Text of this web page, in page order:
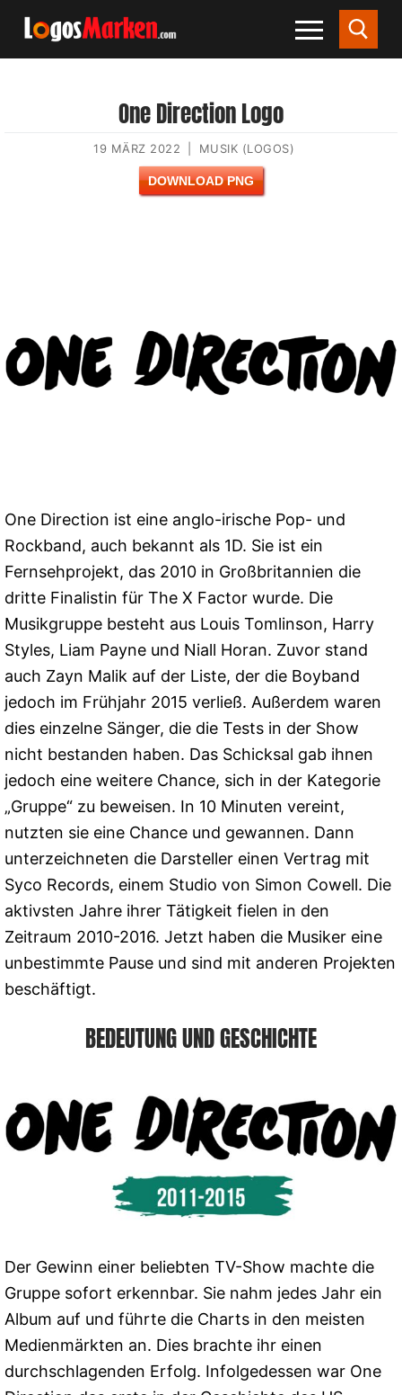
One Direction Logo
19 MÄRZ 2022 MUSIK (LOGOS)
DOWNLOAD PNG
One Direction ist eine anglo-irische Pop- und
Rockband, auch bekannt als 1D. Sie ist ein
Fernsehprojekt, das 2010 in Großbritannien die
dritte Finalistin für The X Factor wurde. Die
Musikgruppe besteht aus Louis Tomlinson, Harry
Styles, Liam Payne und Niall Horan. Zuvor stand
auch Zayn Malik auf der Liste, der die Boyband
jedoch im Frühjahr 2015 verließ. Außerdem waren
dies einzelne Sänger, die die Tests in der Show
nicht bestanden haben. Das Schicksal gab ihnen
jedoch eine weitere Chance, sich in der Kategorie
„Gruppe“ zu beweisen. In 10 Minuten vereint,
nutzten sie eine Chance und gewannen. Dann
unterzeichneten die Darsteller einen Vertrag mit
Syco Records, einem Studio von Simon Cowell. Die
aktivsten Jahre ihrer Tätigkeit fielen in den
Zeitraum 2010-2016. Jetzt haben die Musiker eine
unbestimmte Pause und sind mit anderen Projekten
beschäftigt.
BEDEUTUNG UND GESCHICHTE
Der Gewinn einer beliebten TV-Show machte die
Gruppe sofort erkennbar. Sie nahm jedes Jahr ein
Album auf und führte die Charts in den meisten
Medienmärkten an. Dies brachte ihr einen
durchschlagenden Erfolg. Infolgedessen war One